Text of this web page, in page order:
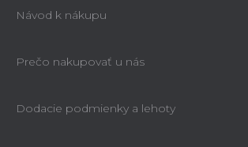
Návod k nákupu
Prečo nakupovať u nás
Dodacie podmienky a lehoty